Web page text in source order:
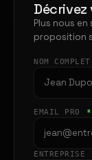
Plus nous
proposition
NOM COMPLET
EMAIL PRO *
ENTREPRISE